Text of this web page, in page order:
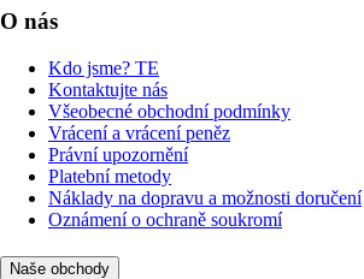
O nás
Kdo jsme? TE
Kontaktujte nás
Všeobecné obchodní podmínky
Vrácení a vrácení peněz
Právní upozornění
Platební metody
Náklady na dopravu a možnosti doručení
Oznámení o ochraně soukromí
Naše obchody